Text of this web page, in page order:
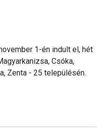
1-én indult el, hét
Csóka,
Zenta - 25 településén.